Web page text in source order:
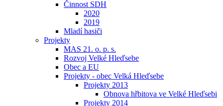
Činnost SDH
2020
2019
Mladí hasiči
Projekty
MAS 21. o. p. s.
Rozvoj Velké Hleďsebe
Obec a EU
Projekty - obec Velká Hleďsebe
Projekty 2013
Obnova hřbitova ve Velké Hleďsebi
Projekty 2014